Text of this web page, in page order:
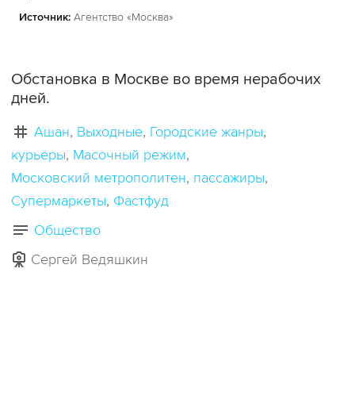
Источник: Агентство «Москва»
Обстановка в Москве во время нерабочих
дней.
Ашан Выходные Городские жанры
курьеры Масочный режим
Московский метрополитен пассажиры
Супермаркеты Фастфуд
Общество
Сергей Ведяшкин